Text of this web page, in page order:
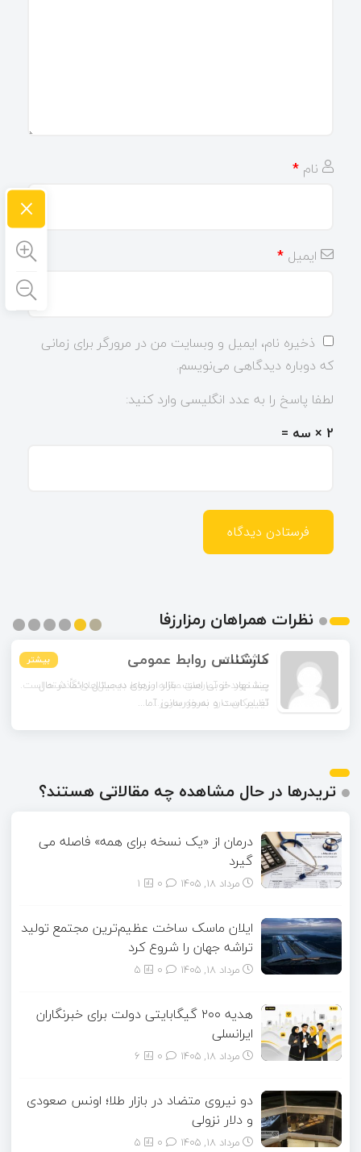
نام *
ایمیل *
ذخیره نام، ایمیل و وبسایت من در مرورگر برای زمانی
که دوباره دیدگاهی می‌نویسم.
لطفا پاسخ را به عدد انگلیسی وارد کنید:
2 × سه =
نظرات همراهان رمزارزفا
بیشتر مشکات بیشتر
چند مورد از آمارهای مقاله مربوط به سال‌های گذشته است.
آیا امکان دارد نسخه به‌روز...
بیشتر
بیشتر
بیشتر
بیشتر
تریدرها در حال مشاهده چه مقالاتی هستند؟
درمان از «یک نسخه برای همه» فاصله می
گیرد
مرداد ۱۸, ۱۴۰۵ 1
ایلان ماسک ساخت عظیم‌ترین مجتمع تولید
تراشه جهان را شروع کرد
مرداد ۱۸, ۱۴۰۵ 5
هدیه ۲۰۰ گیگابایتی دولت برای خبرنگاران
ایرانسلی
مرداد ۱۸, ۱۴۰۵ 6
دو نیروی متضاد در بازار طلا؛ اونس صعودی
و دلار نزولی
مرداد ۱۸, ۱۴۰۵ 5
×